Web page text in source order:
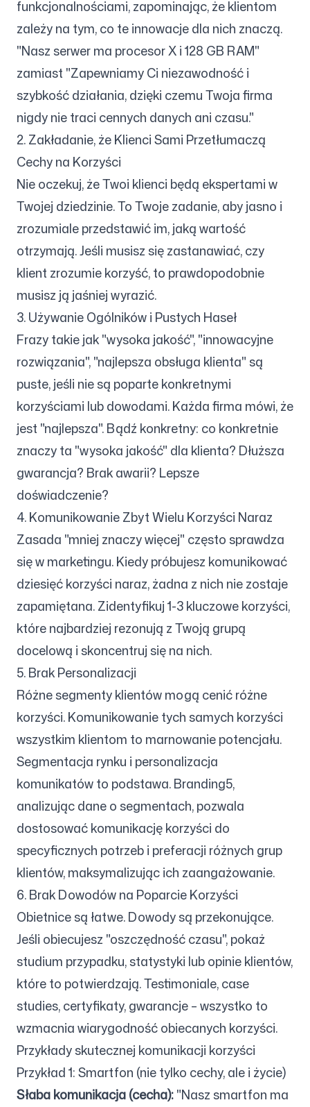
funkcjonalnościami, zapominając, że klientom
zależy na tym, co te innowacje dla nich znaczą.
"Nasz serwer ma procesor X i 128 GB RAM"
zamiast "Zapewniamy Ci niezawodność i
szybkość działania, dzięki czemu Twoja firma
nigdy nie traci cennych danych ani czasu."
2. Zakładanie, że Klienci Sami Przetłumaczą
Cechy na Korzyści
Nie oczekuj, że Twoi klienci będą ekspertami w
Twojej dziedzinie. To Twoje zadanie, aby jasno i
zrozumiale przedstawić im, jaką wartość
otrzymają. Jeśli musisz się zastanawiać, czy
klient zrozumie korzyść, to prawdopodobnie
musisz ją jaśniej wyrazić.
3. Używanie Ogólników i Pustych Haseł
Frazy takie jak "wysoka jakość", "innowacyjne
rozwiązania", "najlepsza obsługa klienta" są
puste, jeśli nie są poparte konkretnymi
korzyściami lub dowodami. Każda firma mówi, że
jest "najlepsza". Bądź konkretny: co konkretnie
znaczy ta "wysoka jakość" dla klienta? Dłuższa
gwarancja? Brak awarii? Lepsze
doświadczenie?
4. Komunikowanie Zbyt Wielu Korzyści Naraz
Zasada "mniej znaczy więcej" często sprawdza
się w marketingu. Kiedy próbujesz komunikować
dziesięć korzyści naraz, żadna z nich nie zostaje
zapamiętana. Zidentyfikuj 1-3 kluczowe korzyści,
które najbardziej rezonują z Twoją grupą
docelową i skoncentruj się na nich.
5. Brak Personalizacji
Różne segmenty klientów mogą cenić różne
korzyści. Komunikowanie tych samych korzyści
wszystkim klientom to marnowanie potencjału.
Segmentacja rynku i personalizacja
komunikatów to podstawa. Branding5,
analizując dane o segmentach, pozwala
dostosować komunikację korzyści do
specyficznych potrzeb i preferacji różnych grup
klientów, maksymalizując ich zaangażowanie.
6. Brak Dowodów na Poparcie Korzyści
Obietnice są łatwe. Dowody są przekonujące.
Jeśli obiecujesz "oszczędność czasu", pokaż
studium przypadku, statystyki lub opinie klientów,
które to potwierdzają. Testimoniale, case
studies, certyfikaty, gwarancje – wszystko to
wzmacnia wiarygodność obiecanych korzyści.
Przykłady skutecznej komunikacji korzyści
Przykład 1: Smartfon (nie tylko cechy, ale i życie)
Słaba komunikacja (cecha):"Nasz smartfon ma